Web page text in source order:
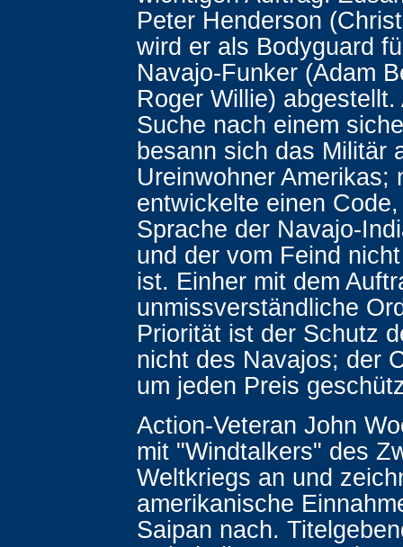
Peter Henderson
wird er als Bodyguard
Navajo-Funker (Adam
Roger Willie) abgestellt.
Suche nach einem
besann sich das Militär
Ureinwohner Amerikas;
entwickelte einen
Sprache der Navajo-
und der vom Feind
ist. Einher mit dem
unmissverständliche
Priorität ist der Schutz
nicht des Navajos; der
um jeden Preis
Action-Veteran John
mit "Windtalkers" des
Weltkriegs an und
amerikanische
Saipan nach.